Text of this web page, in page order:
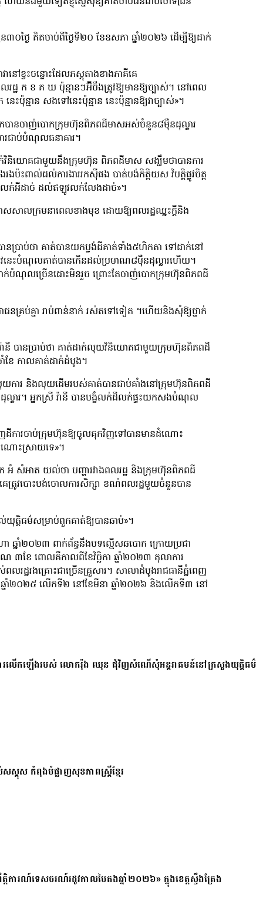
ថ្ងៃ គិតចាប់ពីថ្ងៃទី២០ ខែឧសភា ឆ្នាំ២០២៦ ដើម្បីឱ្យដាក់
ៅខ្វះចន្លោះដែលភស្តុតាងខាងភាគីគេ
រដ្ឋ ក ខ គ ឃ ប៉ុន្មានៗអ៊ីចឹងត្រូវឱ្យមានឱ្យច្បាស់។ នៅពេល
មាន សងទៅនេះប៉ុន្មាន នេះប៉ុន្មានឱ្យវាច្បាស់»។
ានចាញ់បោកក្រុមហ៊ុនពិភពដីមាសអស់ចំនួន៨ម៉ឺនដុល្លារ
រជាប់បំណុលធនាគារ។
យោគជាមួយនឹងក្រុមហ៊ុន ពិភពដីមាស សង្ឃឹមថាបានការ
ប៉ះពាល់ដល់ការងាររកស៊ីផង បាត់បង់កិត្តិយស វិបត្តិផ្លូវចិត្ត
ក់អីដាច់ ដល់ឥឡូវលក់លែងដាច់»។
សសាលក្រមនាពេលខាងមុខ ដោយឱ្យពលរដ្ឋឈ្នះក្ដីនិង
រាប់ថា គាត់បានយកប្លង់ដីគាត់ទាំង៥ហិកតា ទៅដាក់នៅ
នេះបំណុលគាត់បានកើនដល់ប្រមាណ៨ម៉ឺនដុល្លារហើយ។
ាក់បំណុលច្រើនដោះមិនរួច ព្រោះតែចាញ់បោកក្រុមហ៊ុនពិភពដី
ាជនគ្រប់គ្នា រាប់ពាន់នាក់ រស់តទៅទៀត ។ហើយនិងសុំឱ្យថ្នាក់
ានី បានប្រាប់ថា គាត់ដាក់លុយវិនិយោគជាមួយក្រុមហ៊ុនពិភពដី
ខែ កាលគាត់ដាក់ដំបូង។
ការ និងលុយដើមរបស់គាត់បានជាប់គាំងនៅក្រុមហ៊ុនពិភពដី
លារ។ អ្នកស្រី រ៉ានី បានបង្ខំលក់ដីលក់ផ្ទះយកសងបំណុល
ដីការចាប់ក្រុមហ៊ុនឱ្យចូលគុកវិញទៅបានមានដំណោះ
ោះស្រាយទេ»។
អំ សំអាត យល់ថា បញ្ហារវាងពលរដ្ឋ និងក្រុមហ៊ុនពិភពដី
េត្រូវបោះបង់ចោលការសិក្សា ខណ៉ពលរដ្ឋមួយចំនួនបាន
យុត្តិធម៌សម្រាប់ពួកគាត់ឱ្យបានឆាប់»។
នាំ២០២៣ ពាក់ព័ន្ធនឹងបទល្មើសឆបោក ក្រោយប្រជា
ាណ ៣ខែ ពោលគឺកាលពីខែវិច្ឆិកា ឆ្នាំ២០២៣ តុលាការ
ឋរងគ្រោះជាច្រើនគ្រួសារ។ សាលាដំបូងរាជធានីភ្នំពេញ
ាំ២០២៥ លើកទី២ នៅខែមីនា ឆ្នាំ២០២៦ និងលើកទី៣ នៅ
រលើកឡើងរបស់ លោករ៉ុង ឈុន ជុំវិញសំណើសុំអន្តរាគមន៍នៅក្រសួងយុត្តិធម៌
គុស កំពុងបំផ្លាញសុខភាពស្ត្រីខ្មែរ
ារណ៍ទេសចរណ៍រដូវកាលបៃតងឆ្នាំ២០២៦» ក្នុងខេត្តស្ទឹងត្រែង